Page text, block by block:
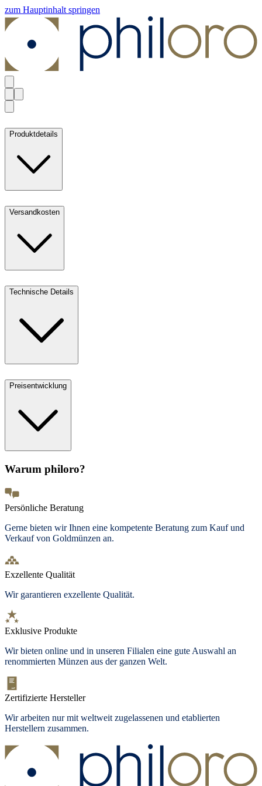
zum Hauptinhalt springen
Produktdetails
Versandkosten
Technische Details
Preisentwicklung
Warum philoro?
Persönliche Beratung
Gerne bieten wir Ihnen eine kompetente Beratung zum Kauf und
Verkauf von Goldmünzen an.
Exzellente Qualität
Wir garantieren exzellente Qualität.
Exklusive Produkte
Wir bieten online und in unseren Filialen eine gute Auswahl an
renommierten Münzen aus der ganzen Welt.
Zertifizierte Hersteller
Wir arbeiten nur mit weltweit zugelassenen und etablierten
Herstellern zusammen.